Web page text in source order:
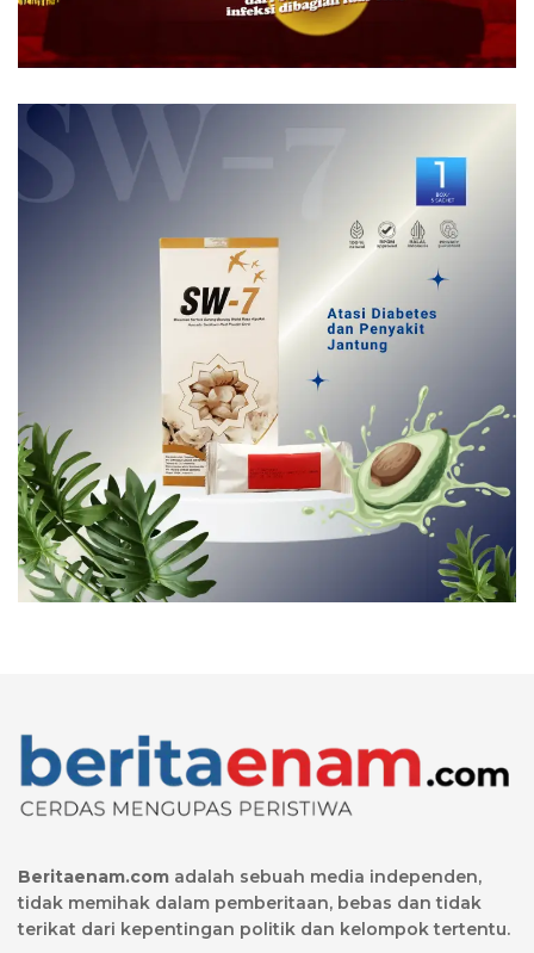
Beritaenam.com adalah sebuah media independen,
tidak memihak dalam pemberitaan, bebas dan tidak
terikat dari kepentingan politik dan kelompok tertentu.